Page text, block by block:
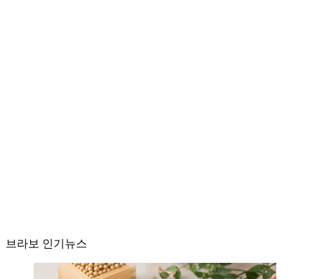
브라보 인기뉴스